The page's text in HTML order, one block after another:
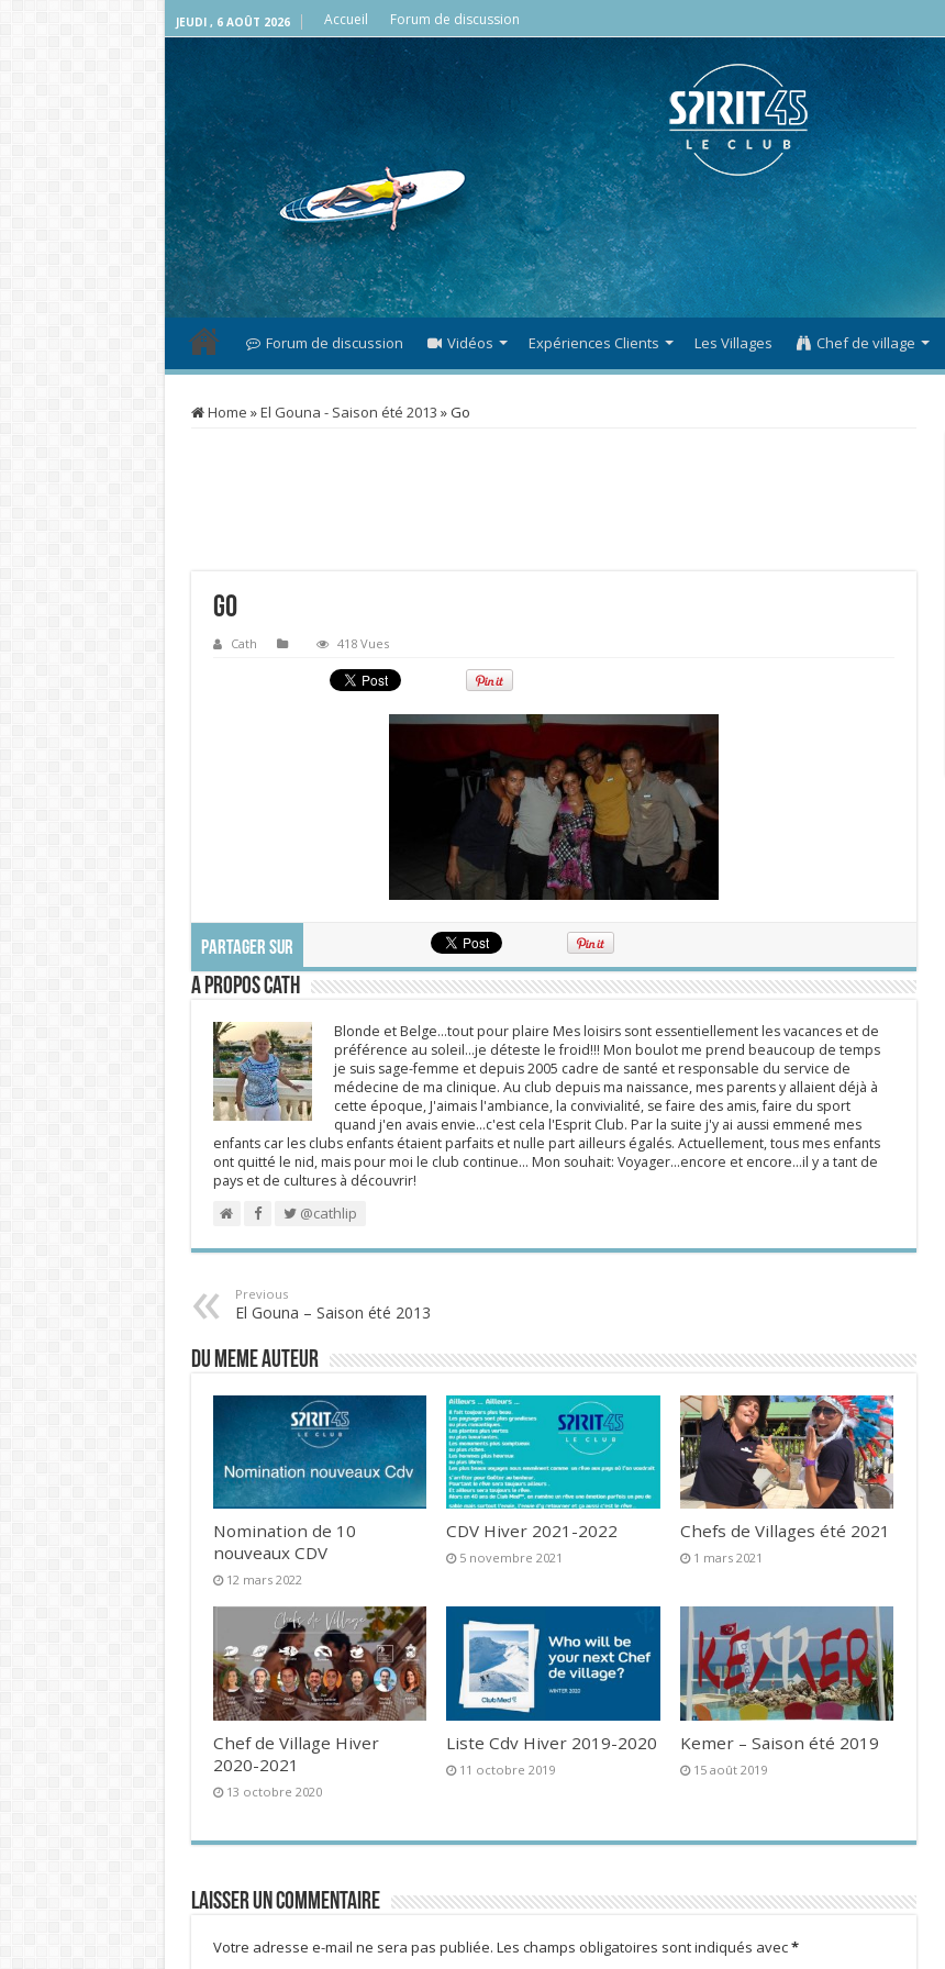
JEUDI , 6 AOÛT 2026 Accueil Forum de discussion
Forum de discussion Vidéos Expériences Clients Les Villages Chef de village
Home »El Gouna - Saison été 2013 »Go
Go
Cath 418 Vues
PARTAGER SUR
A propos Cath
Blonde et Belge...tout pour plaire Mes loisirs sont essentiellement les vacances et de
préférence au soleil...je déteste le froid!!! Mon boulot me prend beaucoup de temps
je suis sage-femme et depuis 2005 cadre de santé et responsable du service de
médecine de ma clinique. Au club depuis ma naissance, mes parents y allaient déjà à
cette époque, J'aimais l'ambiance, la convivialité, se faire des amis, faire du sport
quand j'en avais envie...c'est cela l'Esprit Club. Par la suite j'y ai aussi emmené mes
enfants car les clubs enfants étaient parfaits et nulle part ailleurs égalés. Actuellement, tous mes enfants
ont quitté le nid, mais pour moi le club continue... Mon souhait: Voyager...encore et encore...il y a tant de
pays et de cultures à découvrir!
@cathlip
Previous
El Gouna – Saison été 2013
DU MEME AUTEUR
Nomination de 10
nouveaux CDV
12 mars 2022
CDV Hiver 2021-2022
5 novembre 2021
Chefs de Villages été 2021
1 mars 2021
Chef de Village Hiver
2020-2021
13 octobre 2020
Liste Cdv Hiver 2019-2020
11 octobre 2019
Kemer – Saison été 2019
15 août 2019
Laisser un commentaire
Votre adresse e-mail ne sera pas publiée. Les champs obligatoires sont indiqués avec*